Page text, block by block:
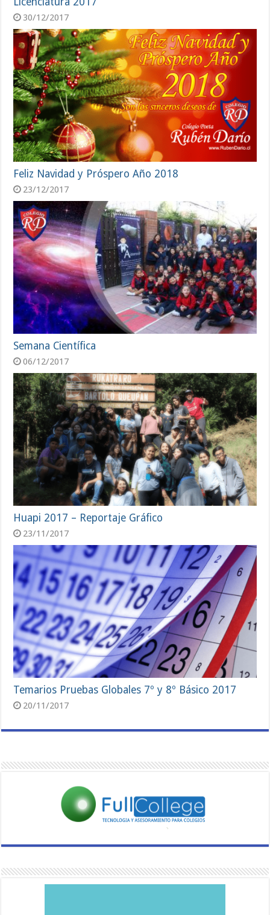
30/12/2017
Feliz Navidad y Próspero Año 2018
23/12/2017
Semana Científica
06/12/2017
Huapi 2017 – Reportaje Gráfico
23/11/2017
Temarios Pruebas Globales 7º y 8º Básico 2017
20/11/2017